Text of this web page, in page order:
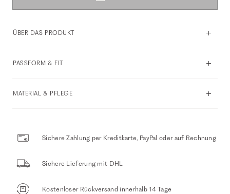
ÜBER DAS PRODUKT
PASSFORM & FIT
MATERIAL & PFLEGE
Sichere Zahlung per Kreditkarte, PayPal oder auf Rechnung
Sichere Lieferung mit DHL
Kostenloser Rückversand innerhalb 14 Tage